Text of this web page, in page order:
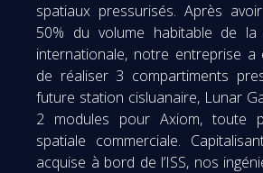
spatiaux pressurisés. Après
50% du volume habitable de la
internationale, notre entreprise
de réaliser 3 compartiments
future station cisluanaire, Lunar
2 modules pour Axiom, toute
spatiale commerciale.
acquise à bord de l’ISS, nos